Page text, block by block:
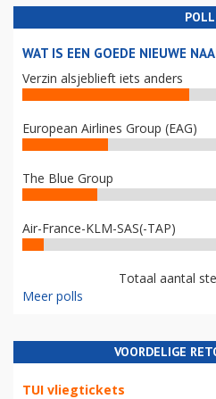
POLL
WAT IS EEN GOEDE NIEUWE
Verzin alsjeblieft iets anders
European Airlines Group (EAG)
The Blue Group
Air-France-KLM-SAS(-TAP)
Totaal aantal
Meer polls
VOORDELIGE
TUI vliegtickets